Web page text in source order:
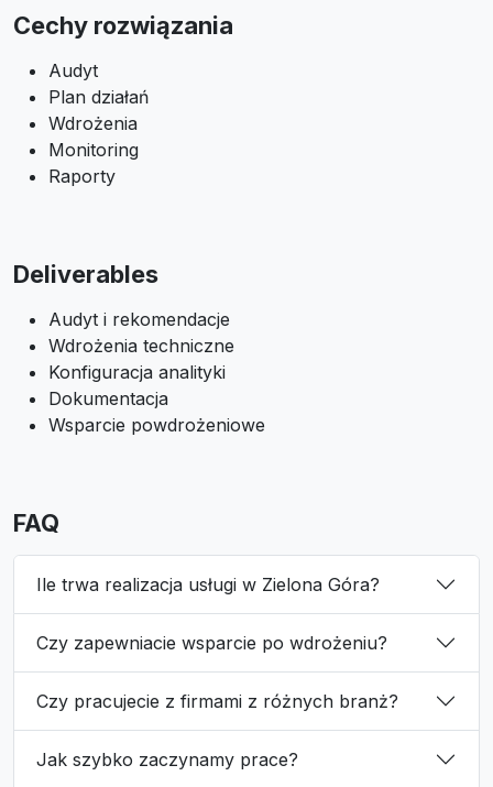
Cechy rozwiązania
Audyt
Plan działań
Wdrożenia
Monitoring
Raporty
Deliverables
Audyt i rekomendacje
Wdrożenia techniczne
Konfiguracja analityki
Dokumentacja
Wsparcie powdrożeniowe
FAQ
Ile trwa realizacja usługi w Zielona Góra?
Czy zapewniacie wsparcie po wdrożeniu?
Czy pracujecie z firmami z różnych branż?
Jak szybko zaczynamy prace?